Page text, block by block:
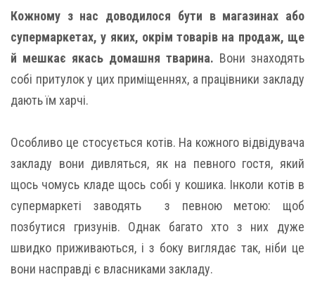
Кожному з нас доводилося бути в магазинах або
супермаркетах, у яких, окрім товарів на продаж, ще
й мешкає якась домашня тварина. Вони знаходять
собі притулок у цих приміщеннях, а працівники закладу
дають їм харчі.
Особливо це стосується котів. На кожного відвідувача
закладу вони дивляться, як на певного гостя, який
щось чомусь кладе щось собі у кошика. Інколи котів в
супермаркеті заводять з певною метою: щоб
позбутися гризунів. Однак багато хто з них дуже
швидко приживаються, і з боку виглядає так, ніби це
вони насправді є власниками закладу.